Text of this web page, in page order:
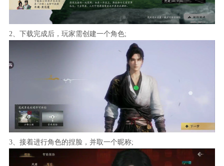
2、下载完成后，玩家需创建一个角色;
3、接着进行角色的捏脸，并取一个昵称;